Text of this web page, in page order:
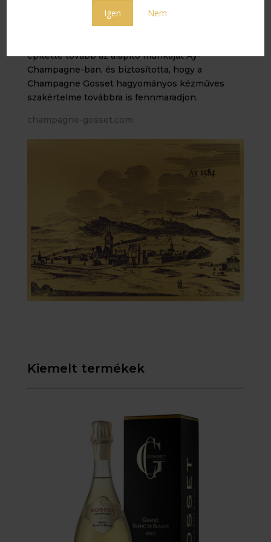
Igen Nem
pezsgőkereskedést alapít.
építette tovább az alapító munkáját Aÿ-
Champagne-ban, és biztosította, hogy a
Champagne Gosset hagyományos kézműves
szakértelme továbbra is fennmaradjon.
champagne-gosset.com
Kiemelt termékek